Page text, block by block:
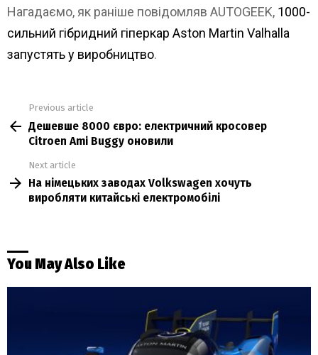
Нагадаємо, як раніше повідомляв AUTOGEEK, 1000-
сильний гібридний гіперкар Aston Martin Valhalla
запустять у виробництво.
more
Previous article
Дешевше 8000 євро: електричний кросовер
Citroen Ami Buggy оновили
Next article
На німецьких заводах Volkswagen хочуть
виробляти китайські електромобілі
You May Also Like